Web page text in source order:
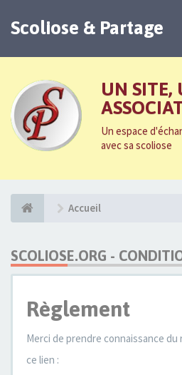
Scoliose & Partage
UN SITE,
Un espace
avec sa scoliose
Accueil
SCOLIOSE.ORG -
Règlement
Merci de prendre connaissance
ce lien :